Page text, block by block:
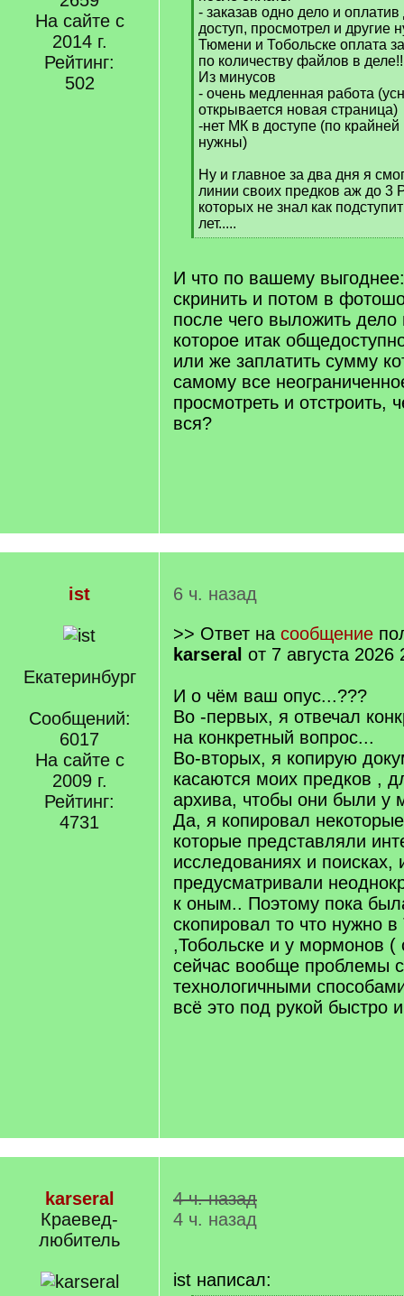
На сайте с
2014 г.
Рейтинг:
502
- заказав одно дело и
доступ, просмотрел и другие
Тюмени и Тобольске оплата
по количеству файлов в
Из минусов
- очень медленная работа
открывается новая страница)
-нет МК в доступе (по
нужны)
Ну и главное за два дня я
линии своих предков аж до 3
которых не знал как
лет.....
[
q
]
И что по вашему выгоднее:
скринить и потом в
после чего выложить
которое итак
или же заплатить сумму
самому все
просмотреть и отстроить,
вся?
ist
Екатеринбург
Сообщений:
6017
На сайте с
2009 г.
Рейтинг:
4731
6 ч. назад
>> Ответ на сообщение
karseral от 7 августа 2026
И о чём ваш опус...???
Во -первых, я отвечал
на конкретный вопрос...
Во-вторых, я копирую
касаются моих предков ,
архива, чтобы они были у
Да, я копировал
которые представляли
исследованиях и поисках,
предусматривали
к оным.. Поэтому пока
скопировал то что нужно
,Тобольске и у мормонов (
сейчас вообще проблемы
технологичными
всё это под рукой быстро
karseral
Краевед-
любитель
4 ч. назад
4 ч. назад
ist написал: